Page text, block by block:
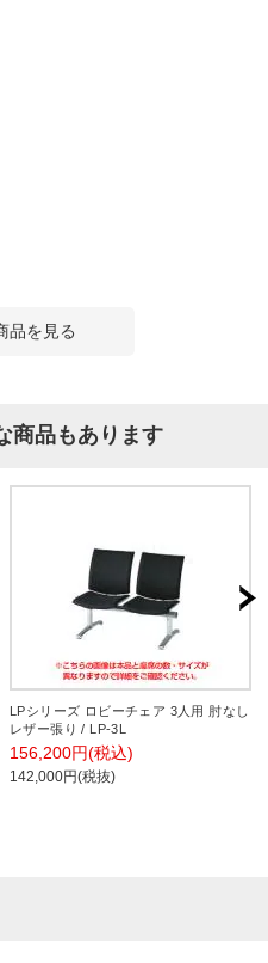
品を見る
商品もあります
LPシリーズ ロビーチェア 3人用 肘なし
レザー張り / LP-3L
156,200円(税込)
142,000円(税抜)